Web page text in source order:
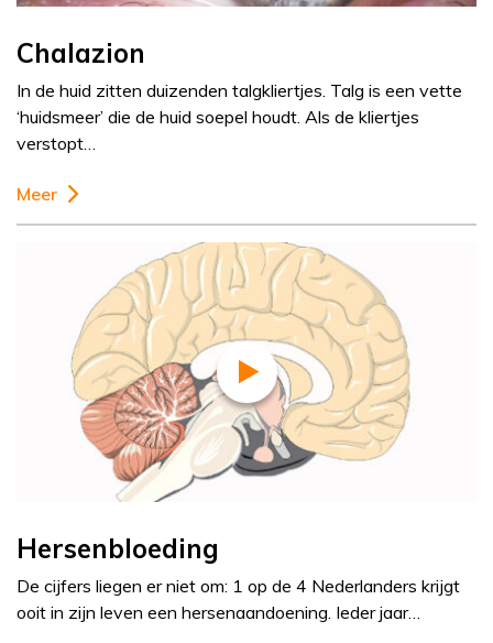
Chalazion
In de huid zitten duizenden talgkliertjes. Talg is een vette
‘huidsmeer’ die de huid soepel houdt. Als de kliertjes
verstopt…
Meer
Hersenbloeding
De cijfers liegen er niet om: 1 op de 4 Nederlanders krijgt
ooit in zijn leven een hersenaandoening. Ieder jaar…